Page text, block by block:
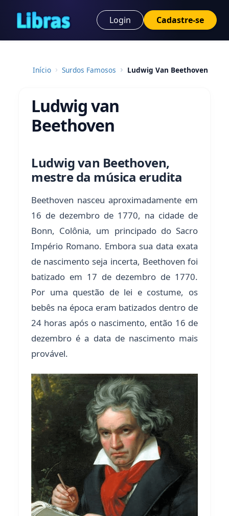
Login Cadastre-se
Início Surdos Famosos Ludwig Van Beethoven
Ludwig van
Beethoven
Ludwig van Beethoven,
mestre da música erudita
Beethoven nasceu aproximadamente em
16 de dezembro de 1770, na cidade de
Bonn, Colônia, um principado do Sacro
Império Romano. Embora sua data exata
de nascimento seja incerta, Beethoven foi
batizado em 17 de dezembro de 1770.
Por uma questão de lei e costume, os
bebês na época eram batizados dentro de
24 horas após o nascimento, então 16 de
dezembro é a data de nascimento mais
provável.